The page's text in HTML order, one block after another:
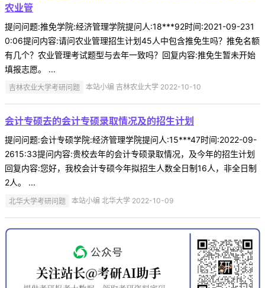
农业管
提问问题:推免学院:经济管理学院提问人:18***92时间:2021-09-231
0:06提问内容:请问农业管理招生计划45人中包含推免生吗？推免名额
有几个？农业管理考试题型与去年一致吗？回复内容:推免生暂未开始
填报志愿。 ...
吉林农业大学考研问题 本站小编 吉林农业大学 2022-10-10
会计专硕去的会计专硕录取情况及的招生计划
提问问题:会计专硕学院:经济管理学院提问人:15***47时间:2022-09-
2615:33提问内容:贵校去年的会计专硕录取情况，及今年的招生计划
回复内容:您好，我校会计专硕今年拟招生人数全日制16人，非全日制
2人。 ...
北华大学考研问题 本站小编 北华大学 2022-10-09